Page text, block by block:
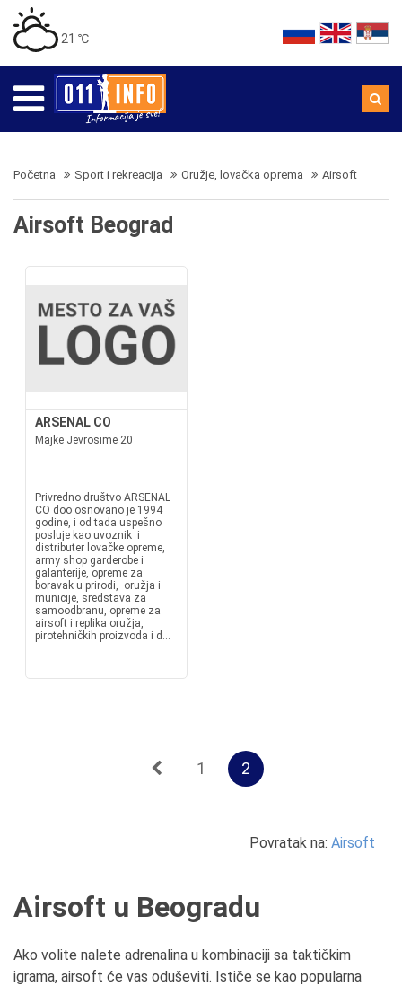
21 ℃
Početna Sport i rekreacija Oružje, lovačka oprema Airsoft
Airsoft Beograd
ARSENAL CO
Majke Jevrosime 20
Privredno društvo ARSENAL
CO doo osnovano je 1994
godine, i od tada uspešno
posluje kao uvoznik i
distributer lovačke opreme,
army shop garderobe i
galanterije, opreme za
boravak u prirodi, oružja i
municije, sredstava za
samoodbranu, opreme za
airsoft i replika oružja,
pirotehničkih proizvoda i d...
1 2
Povratak na: Airsoft
Airsoft u Beogradu
Ako volite nalete adrenalina u kombinaciji sa taktičkim
igrama, airsoft će vas oduševiti. Ističe se kao popularna